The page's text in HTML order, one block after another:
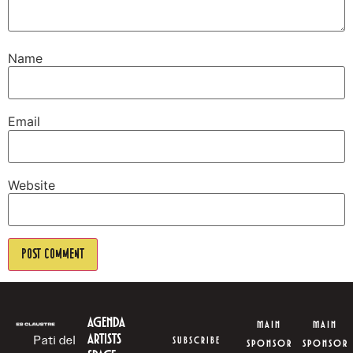
Name
Email
Website
Pati del
AGENDA
ARTISTS
SUBSCRIBE
MAIN
SPONSOR
MAIN
SPONSOR